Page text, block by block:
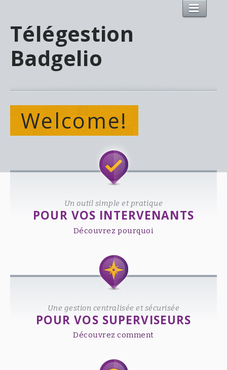
Télégestion
Badgelio
Welcome!
Un outil simple et pratique
POUR VOS INTERVENANTS
Découvrez pourquoi
Une gestion centralisée et sécurisée
POUR VOS SUPERVISEURS
Découvrez comment